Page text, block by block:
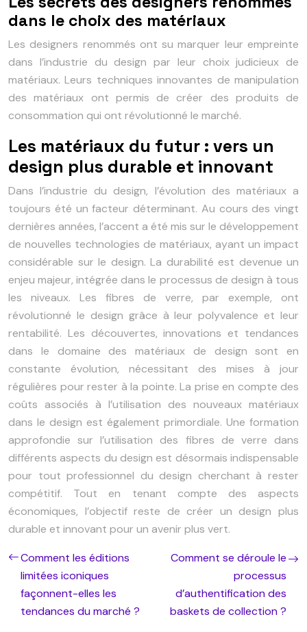
dans le choix des matériaux
Les designers renommés ont su marquer leur empreinte
dans l’industrie du design par leur choix judicieux de
matériaux. Leurs techniques innovantes de manipulation
des matériaux ont permis de créer des produits de
consommation qui ont révolutionné le marché.
Les matériaux du futur : vers un
design plus durable et innovant
Dans l’industrie du design, l’évolution des matériaux a
toujours été un facteur déterminant. Au cours des vingt
dernières années, l’accent a été mis sur le développement
de nouvelles technologies de matériaux, ayant un impact
considérable sur le design. La durabilité est devenue un
enjeu majeur, intégrée dans le processus de design à tous
les niveaux. Les fibres de verre, par exemple, ont
révolutionné le design grâce à leur polyvalence et leur
rentabilité. Les découvertes, innovations et tendances
dans le domaine des matériaux de design sont en
constante évolution, nécessitant des mises à jour
régulières pour rester à la pointe. La prise en compte des
coûts associés à l’utilisation des nouveaux matériaux
dans le design est également primordiale. Une formation
approfondie sur l’utilisation des fibres de verre dans
différents aspects du design est désormais indispensable
pour tout professionnel du design cherchant à rester
compétitif. Tout en tenant compte des aspects
économiques, l’objectif reste de créer un design plus
durable et innovant pour un avenir plus vert.
Comment les éditions
limitées iconiques
façonnent-elles les
tendances du marché ?
Comment se déroule le
processus
d’authentification des
baskets de collection ?